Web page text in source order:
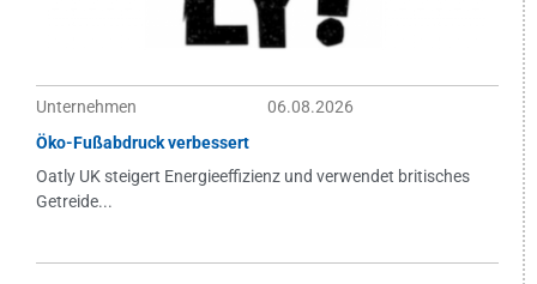
Unternehmen
06.08.2026
Öko-Fußabdruck verbessert
Oatly UK steigert Energieeffizienz und verwendet britisches
Getreide...